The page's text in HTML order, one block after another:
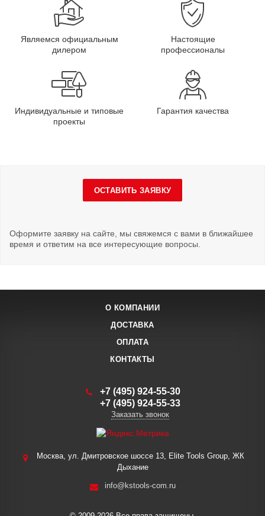
Являемся официальным
дилером
Настоящие
профессионалы
Индивидуальные и типовые
проекты
Гарантия качества
ОСТАВИТЬ ЗАЯВКУ
Оформите заявку на сайте, мы свяжемся с вами в ближайшее
время и ответим на все интересующие вопросы.
О КОМПАНИИ
ДОСТАВКА
ОПЛАТА
КОНТАКТЫ
+7 (495) 924-55-30
+7 (495) 924-55-33
Заказать звонок
Москва, ул. Дмитровское шоссе 13, Elite Tools Group, ЖК
Дыхание
info@kstools-com.ru